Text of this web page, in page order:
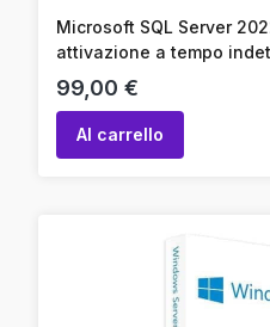
Microsoft SQL Server
attivazione a tempo
online / codice prodotto
Prezzo
99,00 €
Al carrello